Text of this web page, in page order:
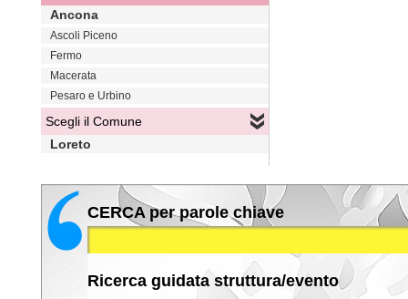
Ancona
Ascoli Piceno
Fermo
Macerata
Pesaro e Urbino
Scegli il Comune
Loreto
CERCA per parole chiave
Ricerca guidata struttura/evento